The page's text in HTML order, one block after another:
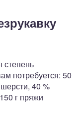
степень
потребуется: 50
40 %
г пряжи